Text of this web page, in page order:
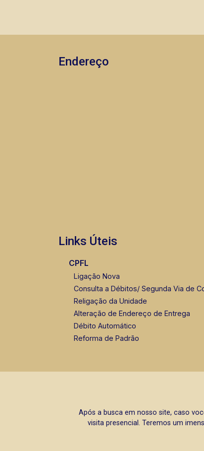
de Ribeirão Preto.
Endereço
Links Úteis
CPFL
Ligação Nova
Consulta a Débitos/ Segunda Via de
Religação da Unidade
Alteração de Endereço de Entrega
Débito Automático
Reforma de Padrão
Após a busca em nosso site, caso
visita presencial. Teremos um